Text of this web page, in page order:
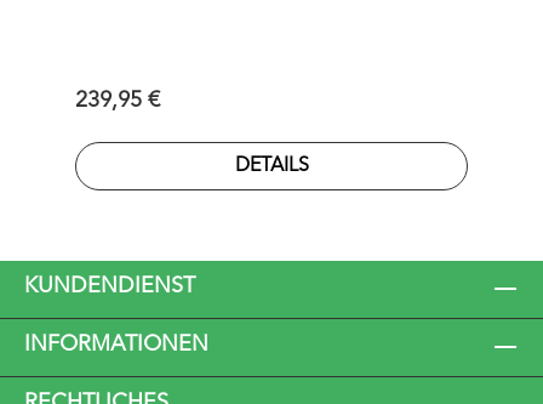
ermöglichen. Ob Cloud T i-Size Babyschale
oder Sirona T i-Size Kindersitz, beide können
dank des praktischen
Rotationsmechanismus bequem in Richtung
Regulärer Preis:
239,95 €
DETAILS
KUNDENDIENST
INFORMATIONEN